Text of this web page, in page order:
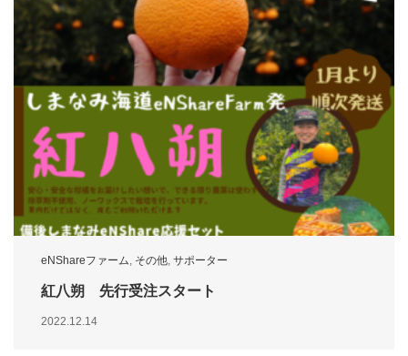
eNShareファーム その他 サポーター
紅八朔 先行受注スタート
2022.12.14